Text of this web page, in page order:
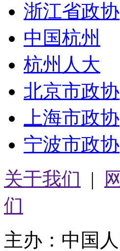
浙江省政协
中国杭州
杭州人大
北京市政协
上海市政协
宁波市政协
关于我们 |
们
主办：中国